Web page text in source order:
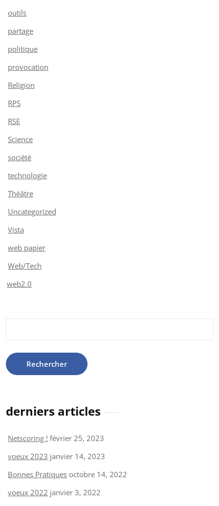
outils
partage
politique
provocation
Religion
RPS
RSE
Science
société
technologie
Théâtre
Uncategorized
Vista
web papier
Web/Tech
web2.0
derniers articles
Netscoring ! février 25, 2023
voeux 2023 janvier 14, 2023
Bonnes Pratiques octobre 14, 2022
voeux 2022 janvier 3, 2022